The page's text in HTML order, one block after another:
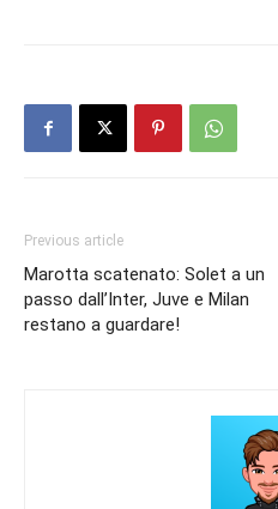
Previous article
Marotta scatenato: Solet a un
passo dall’Inter, Juve e Milan
restano a guardare!